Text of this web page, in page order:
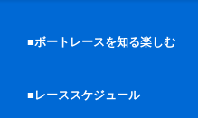
■ボートレースを知る楽しむ
■レーススケジュール